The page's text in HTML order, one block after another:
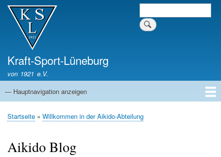
Suche
Kraft-Sport-Lüneburg
von 1921 e.V.
Hauptnavigation
— Hauptnavigation anzeigen
Startseite
Verein
Aikido
Boxen
Crosstraining
Ju-Jutsu
Judo
Kickboxen
Kyudo
Pfadnavigation
Startseite Willkommen in der Aikido-Abteilung
Aikido Blog